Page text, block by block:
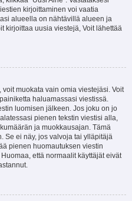
kirjoittaminen voi vaatia
alueella on nähtävillä alueen ja
kirjoittaa uusia viestejä, Voit lähettää
muokata vain omia viestejäsi. Voit
haluamassasi viestissä.
luomisen jälkeen. Jos joku on jo
pienen tekstin viestisi alla,
ja muokkausajan. Tämä
Se ei näy, jos valvoja tai ylläpitäjä
pienen huomautuksen viestin
että normaalit käyttäjät eivät